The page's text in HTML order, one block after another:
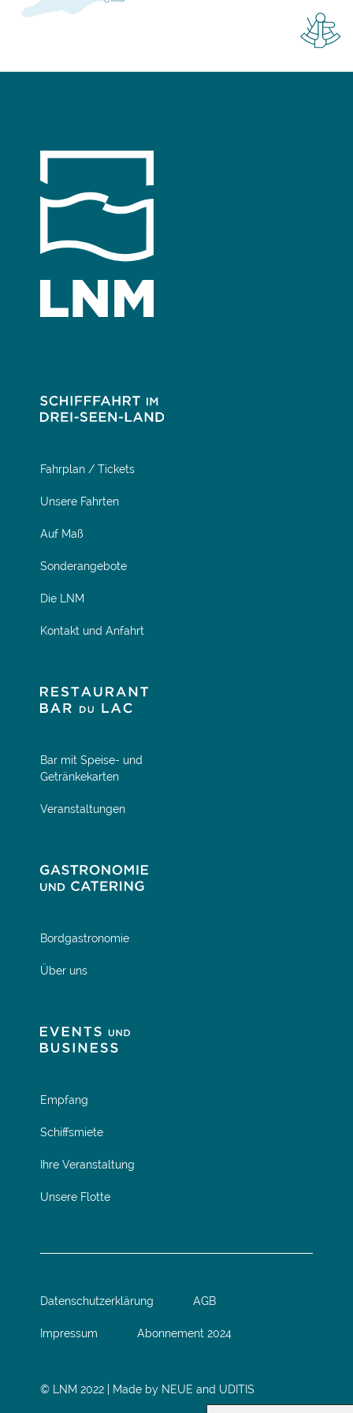
Estavayer
Fahrplan / Tickets
Unsere Fahrten
Auf Maß
Sonderangebote
Die LNM
Kontakt und Anfahrt
Bar mit Speise- und
Getränkekarten
Veranstaltungen
Bordgastronomie
Über uns
Empfang
Schiffsmiete
Ihre Veranstaltung
Unsere Flotte
Datenschutzerklärung AGB
Impressum Abonnement 2024
© LNM 2022 | Made by NEUE and UDITIS